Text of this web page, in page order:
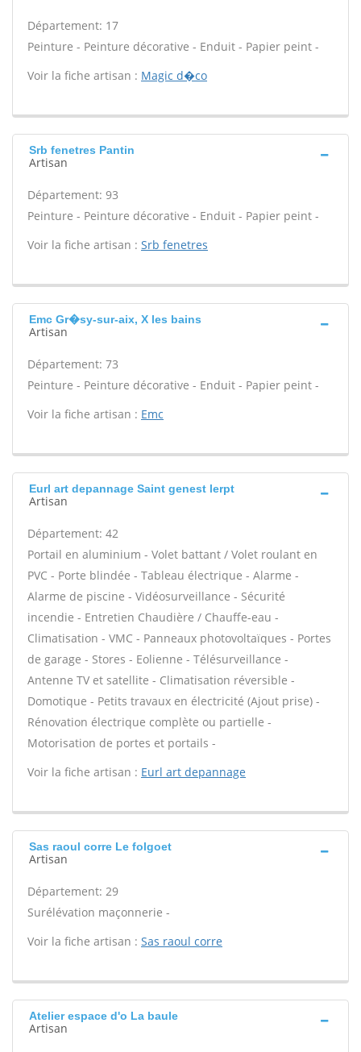
Département: 17
Peinture - Peinture décorative - Enduit - Papier peint -
Voir la fiche artisan : Magic d�co
Srb fenetres Pantin
Artisan
Département: 93
Peinture - Peinture décorative - Enduit - Papier peint -
Voir la fiche artisan : Srb fenetres
Emc Gr�sy-sur-aix, X les bains
Artisan
Département: 73
Peinture - Peinture décorative - Enduit - Papier peint -
Voir la fiche artisan : Emc
Eurl art depannage Saint genest lerpt
Artisan
Département: 42
Portail en aluminium - Volet battant / Volet roulant en
PVC - Porte blindée - Tableau électrique - Alarme -
Alarme de piscine - Vidéosurveillance - Sécurité
incendie - Entretien Chaudière / Chauffe-eau -
Climatisation - VMC - Panneaux photovoltaïques - Portes
de garage - Stores - Eolienne - Télésurveillance -
Antenne TV et satellite - Climatisation réversible -
Domotique - Petits travaux en électricité (Ajout prise) -
Rénovation électrique complète ou partielle -
Motorisation de portes et portails -
Voir la fiche artisan : Eurl art depannage
Sas raoul corre Le folgoet
Artisan
Département: 29
Surélévation maçonnerie -
Voir la fiche artisan : Sas raoul corre
Atelier espace d'o La baule
Artisan